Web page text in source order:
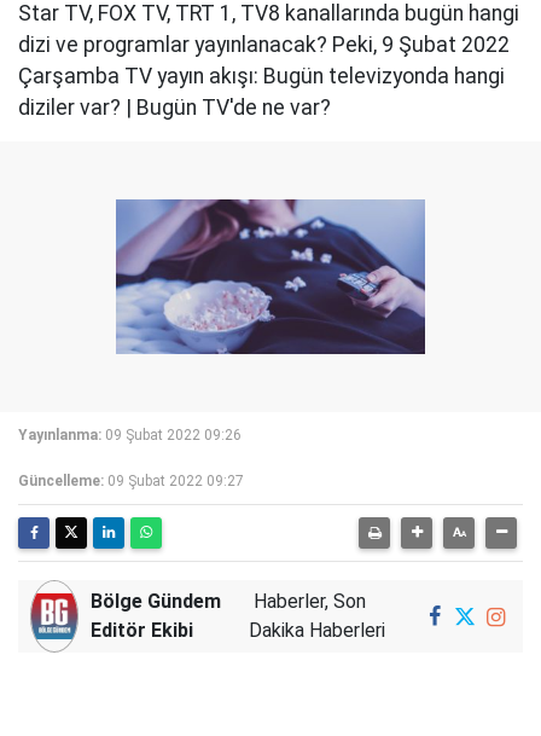
Star TV, FOX TV, TRT 1, TV8 kanallarında bugün hangi
dizi ve programlar yayınlanacak? Peki, 9 Şubat 2022
Çarşamba TV yayın akışı: Bugün televizyonda hangi
diziler var? | Bugün TV'de ne var?
Yayınlanma: 09 Şubat 2022 09:26
Güncelleme: 09 Şubat 2022 09:27
Bölge Gündem
Editör Ekibi
Haberler, Son
Dakika Haberleri